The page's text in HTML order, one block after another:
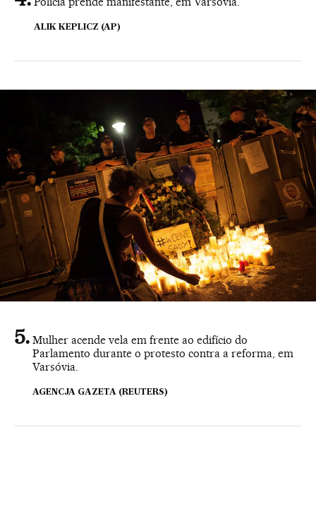
ALIK KEPLICZ (AP)
Mulher acende vela em frente ao edifício do
Parlamento durante o protesto contra a reforma, em
Varsóvia.
AGENCJA GAZETA (REUTERS)